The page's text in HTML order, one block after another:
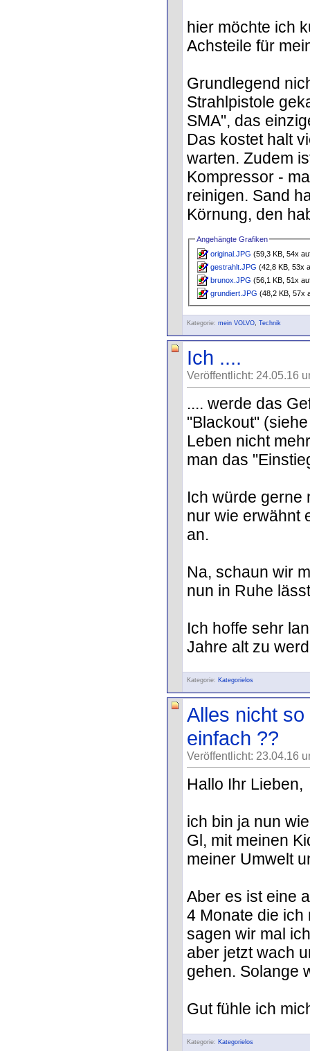
hier möchte ich
Achsteile für
Grundlegend
Strahlpistole
SMA", das
Das kostet halt
warten. Zudem
Kompressor -
reinigen. Sand
Körnung, den
Angehängte Grafiken
original.JPG (59,3 KB, 54x
gestrahlt.JPG (42,8 KB, 53x
brunox.JPG (56,1 KB, 51x
grundiert.JPG (48,2 KB, 57x
Kategorie: mein VOLVO, Technik
Ich ....
Veröffentlicht: 24.05.16
.... werde das
"Blackout"
Leben nicht
man das
Ich würde gerne
nur wie erwähnt
an.
Na, schaun wir
nun in Ruhe
Ich hoffe sehr
Jahre alt zu
Kategorie: Kategorielos
Alles nicht
einfach ??
Veröffentlicht: 23.04.16
Hallo Ihr Lieben,
ich bin ja nun
Gl, mit meinen
meiner Umwelt
Aber es ist eine
4 Monate die ich
sagen wir mal
aber jetzt wach
gehen. Solange
Gut fühle ich
Kategorie: Kategorielos